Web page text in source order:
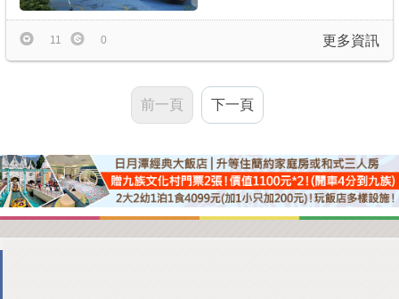
更多資訊
11 0
前一頁 下一頁